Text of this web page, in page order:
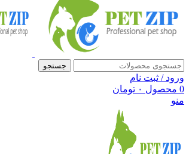
جستجو
ورود / ثبت نام
0 محصول ۰ تومان
منو